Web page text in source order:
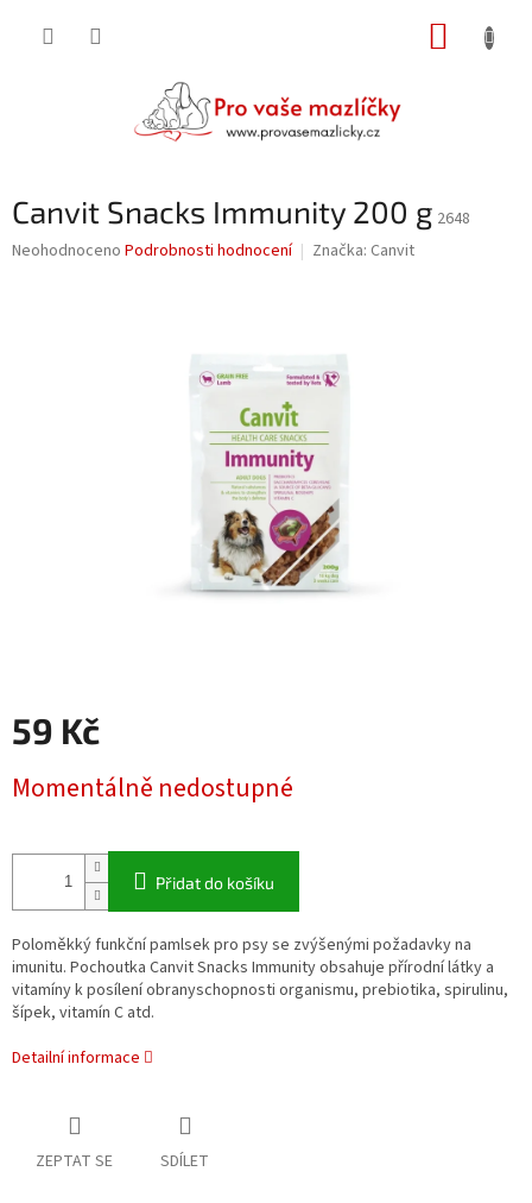
Canvit Snacks Immunity 200 g 2648
Průměrné
Neohodnoceno Podrobnosti hodnocení Značka: Canvit
59 Kč
cena:
Momentálně nedostupné
Přidat do košíku
Poloměkký funkční pamlsek pro psy se zvýšenými požadavky na
imunitu. Pochoutka Canvit Snacks Immunity obsahuje přírodní látky a
vitamíny k posílení obranyschopnosti organismu, prebiotika, spirulinu,
šípek, vitamín C atd.
Detailní informace
ZEPTAT SE SDÍLET